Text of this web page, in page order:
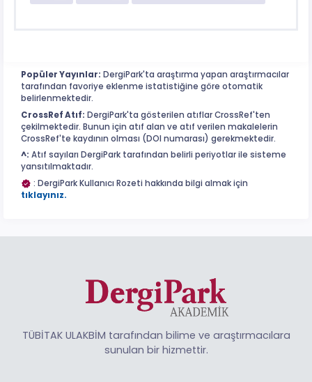
Popüler Yayınlar: DergiPark'ta araştırma yapan araştırmacılar
tarafından favoriye eklenme istatistiğine göre otomatik
belirlenmektedir.
CrossRef Atıf: DergiPark'ta gösterilen atıflar CrossRef'ten
çekilmektedir. Bunun için atıf alan ve atıf verilen makalelerin
CrossRef'te kaydının olması (DOI numarası) gerekmektedir.
^: Atıf sayıları DergiPark tarafından belirli periyotlar ile sisteme
yansıtılmaktadır.
: DergiPark Kullanıcı Rozeti hakkında bilgi almak için
tıklayınız.
TÜBİTAK ULAKBİM tarafından bilime ve araştırmacılara
sunulan bir hizmettir.